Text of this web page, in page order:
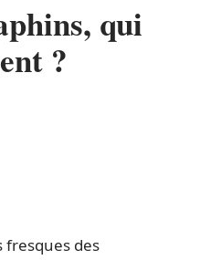
qui
?
des